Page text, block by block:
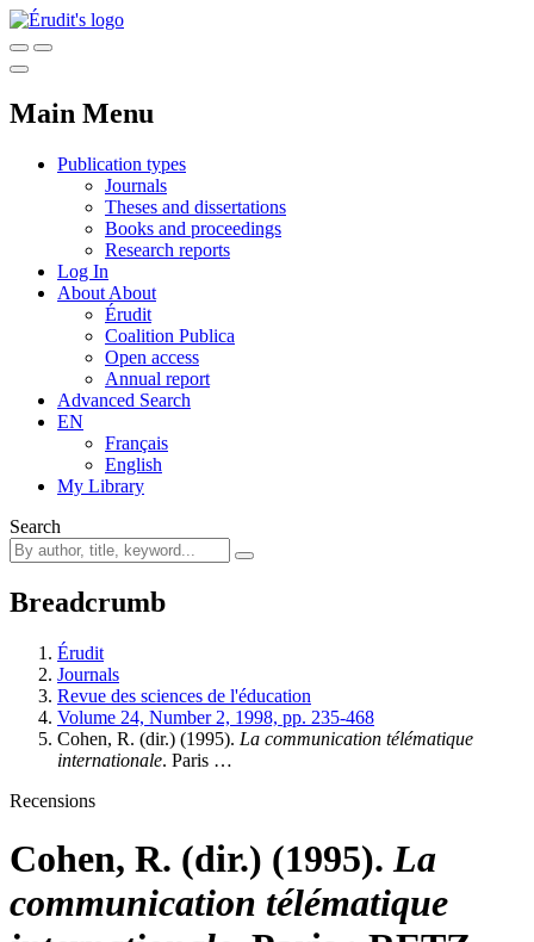
Main Menu
Publication types
Journals
Theses and dissertations
Books and proceedings
Research reports
Log In
About About
Érudit
Coalition Publica
Open access
Annual report
Advanced Search
EN
Français
English
My Library
Search
Breadcrumb
Érudit
Journals
Revue des sciences de l'éducation
Volume 24, Number 2, 1998, pp. 235-468
Cohen, R. (dir.) (1995). La communication télématique
internationale. Paris …
Recensions
Cohen, R. (dir.) (1995). La
communication télématique